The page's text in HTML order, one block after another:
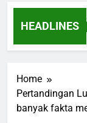
HEADLINES
vs
Hours Ago
Home
Pertandingan
banyak fakta